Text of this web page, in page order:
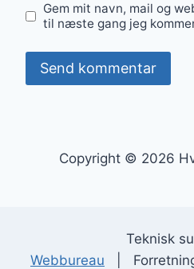
Gem mit navn, mail og
til næste gang jeg
Copyright © 2026
Teknisk
Webbureau |